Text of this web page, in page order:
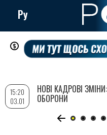
Перейти
до
вмісту
Ру
15:20
03.01
НОВІ КАДРОВІ
ОБОРОНИ